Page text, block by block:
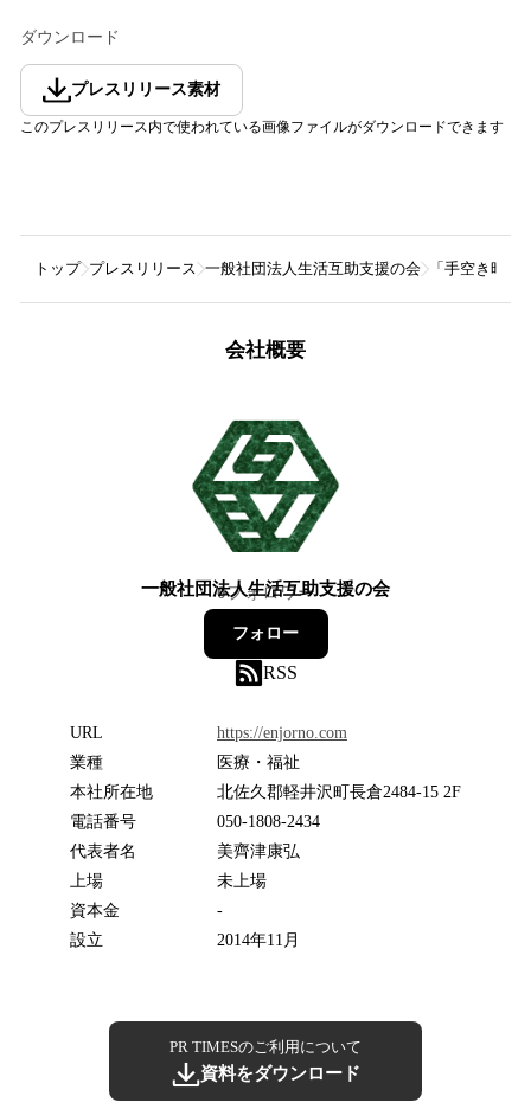
ダウンロード
プレスリリース素材
このプレスリリース内で使われている画像ファイルがダウンロードできます
トップ プレスリリース 一般社団法人生活互助支援の会 「手空き時
会社概要
一般社団法人生活互助支援の会
0フォロワー
フォロー
RSS
URL
https://enjorno.com
業種
医療・福祉
本社所在地
北佐久郡軽井沢町長倉2484-15 2F
電話番号
050-1808-2434
代表者名
美齊津康弘
上場
未上場
資本金
-
設立
2014年11月
PR TIMESのご利用について
資料をダウンロード